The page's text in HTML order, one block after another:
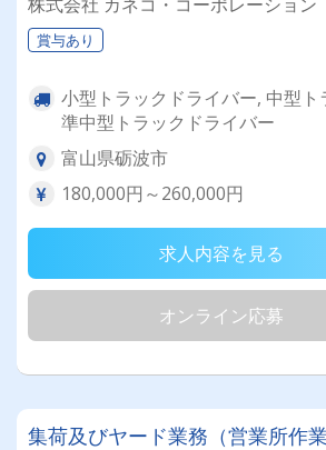
賞与あり
小型トラックドライバー, 中型
準中型トラックドライバー
富山県砺波市
180,000円～260,000円
求人内容を見る
オンライン応募
集荷及びヤード業務（営業所作業